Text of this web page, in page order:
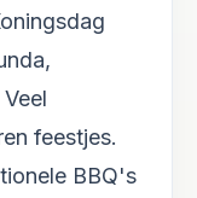
feestjes.
BBQ's